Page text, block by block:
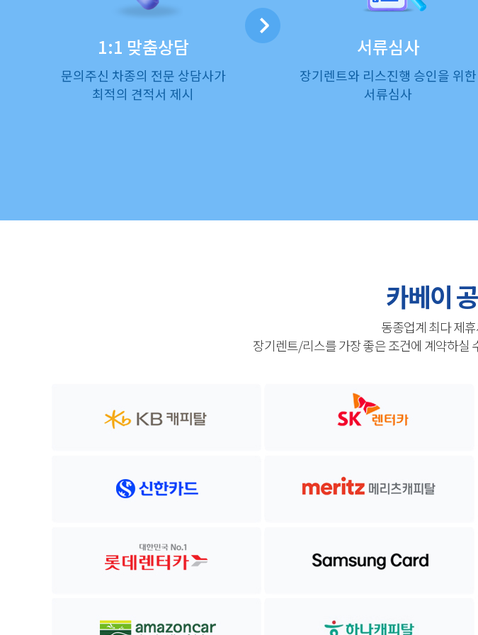
1:1 맞춤상담
문의주신 차종의 전문 상담사가
최적의 견적서 제시
서류심사
장기렌트와 리스진행 승인을 위한
서류심사
카베이
동종업계 최다 제
장기렌트/리스를 가장 좋은 조건에 계약하실